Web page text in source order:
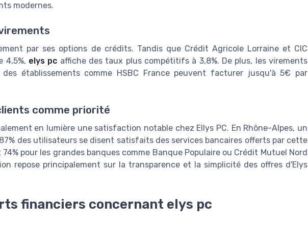
modernes.
par ses options de crédits. Tandis que Crédit Agricole Lorraine et CIC
4,5%, elys pc affiche des taux plus compétitifs à 3,8%. De plus, les virements
établissements comme HSBC France peuvent facturer jusqu'à 5€ par
comme priorité
en lumière une satisfaction notable chez Ellys PC. En Rhône-Alpes, un
des utilisateurs se disent satisfaits des services bancaires offerts par cette
pour les grandes banques comme Banque Populaire ou Crédit Mutuel Nord
repose principalement sur la transparence et la simplicité des offres d'Elys
financiers concernant elys pc